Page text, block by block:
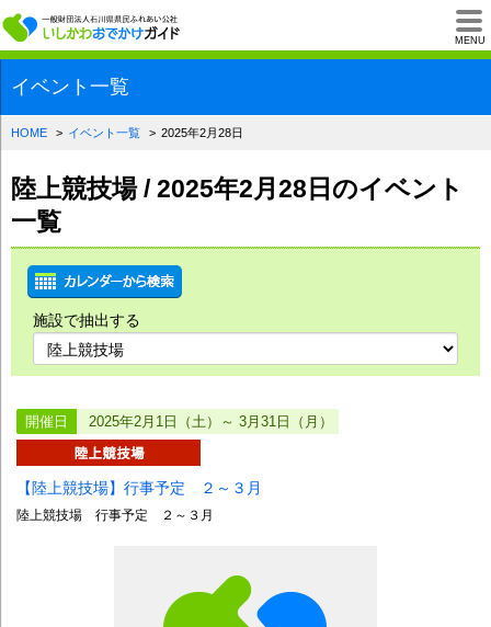
MENU
一般財団法人石川
イベント一覧
HOME イベント一覧 2025年2月28日
陸上競技場 / 2025年2月28日のイベント
一覧
施設で抽出する
開催日 2025年2月1日（土）～ 3月31日（月）
【陸上競技場】行事予定 ２～３月
陸上競技場 行事予定 ２～３月